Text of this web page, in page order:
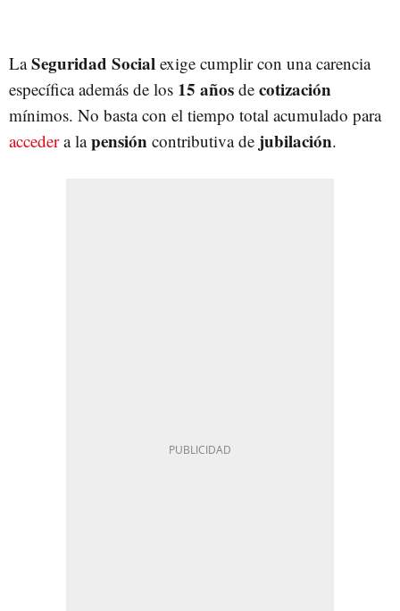
LaSeguridad Social exige cumplir con una carencia
específica además de los 15 años de cotización
mínimos. No basta con el tiempo total acumulado para
accedera lapensión contributiva de jubilación.